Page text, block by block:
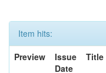
Item hits:
Preview
Issue
Date
Title